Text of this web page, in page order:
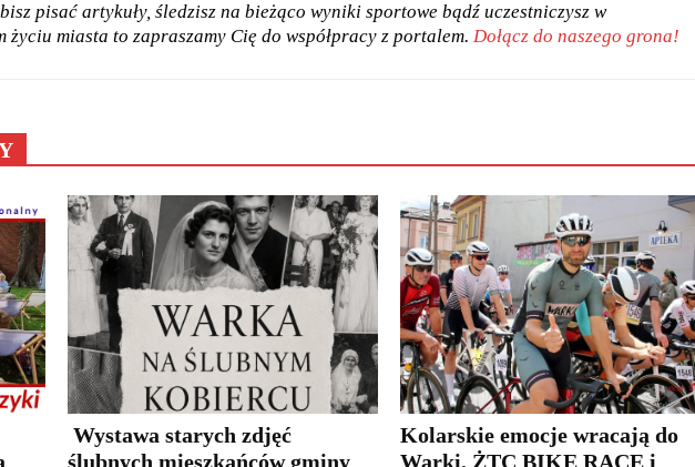
pisać artykuły, śledzisz na bieżąco wyniki sportowe bądź uczestniczysz w
życiu miasta to zapraszamy Cię do współpracy z portalem. Dołącz do naszego grona!
Wystawa starych zdjęć
ślubnych mieszkańców gminy
Kolarskie emocje wracają do
Warki. ŻTC BIKE RACE i